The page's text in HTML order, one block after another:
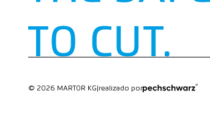
© 2026 MARTOR KG realizado por